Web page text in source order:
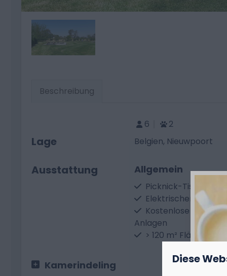
Beschreibung
6 2
Lage Belgien, Nieuwpoort
Ausstattung Allgemein
Picknick-Tisch
Elektrischer
Kostenlose
Anlagen
> 120 m² Fläche
Kamerindeling Diese